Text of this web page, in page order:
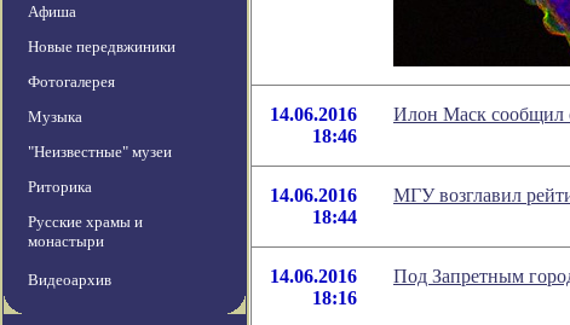
Афиша
Новые передвжиники
Фотогалерея
Музыка
"Неизвестные" музеи
Риторика
Русские храмы и
монастыри
Видеоархив
14.06.2016
18:46
Илон Маск сообщил
14.06.2016
18:44
МГУ возглавил
14.06.2016
18:16
Под Запретным